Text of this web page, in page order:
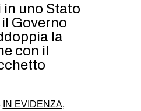
bsky
ms
SEARCH
in uno Stato
Governo
la
con il
IN EVIDENZA,